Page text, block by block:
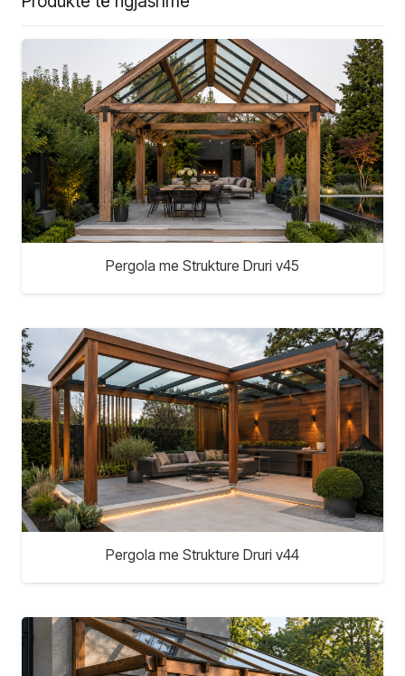
Pergola me Strukture Druri v45
Pergola me Strukture Druri v44